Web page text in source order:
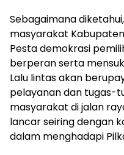
Sebagaimana
masyarakat
Pesta demokrasi
berperan serta
Lalu lintas akan
pelayanan dan tugas-
masyarakat di jalan
lancar seiring dengan
dalam menghadapi